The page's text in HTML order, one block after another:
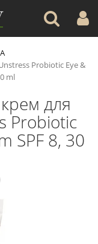
Probiotic Eye &
ml
для
Probiotic
SPF 8, 30